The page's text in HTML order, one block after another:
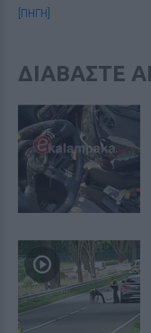
[ΠΗΓΗ]
ΔΙΑΒΑΣΤΕ